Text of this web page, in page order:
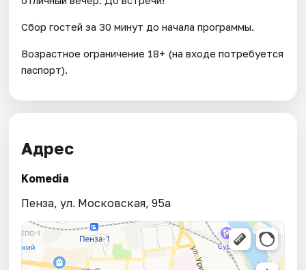
Сбор гостей за 30 минут до начала программы.
Возрастное ограничение 18+ (на входе потребуется
паспорт).
Адрес
Komedia
Пенза, ул. Московская, 95а